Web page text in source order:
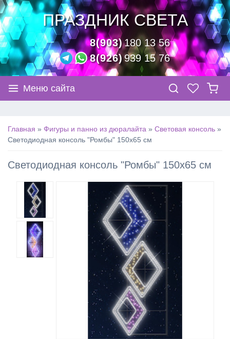
ПРАЗДНИК СВЕТА
8(903)180 13 56
8(926)939 15 76
Меню сайта
Главная » Фигуры и панно из дюралайта » Световая консоль »
Светодиодная консоль "Ромбы" 150х65 см
Светодиодная консоль "Ромбы" 150х65 см